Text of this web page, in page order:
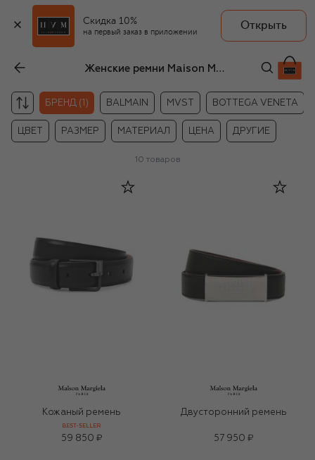
Скидка 10%
на первый заказ в приложении
Открыть
Женские ремни Maison Margiela
БРЕНД (1) BALMAIN MVST BOTTEGA VENETA
ЦВЕТ РАЗМЕР МАТЕРИАЛ ЦЕНА ДРУГИЕ
10 товаров
Кожаный ремень
BEST-SELLER
59 850 ₽
Двусторонний ремень
57 950 ₽